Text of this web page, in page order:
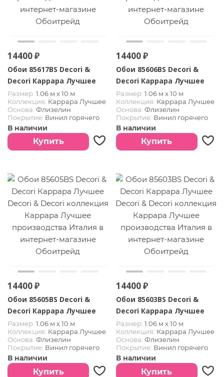
14400 ₽
Обои 85617BS Decori &
Decori Каррара Лучшее
Размер: 1.06 м х 10 м
Коллекция: Каррара Лучшее
Основа: Флизелин
Покрытие: Винил горячего
тиснения
Страна:Италия
В наличии
Купить
14400 ₽
Обои 85606BS Decori &
Decori Каррара Лучшее
Размер: 1.06 м х 10 м
Коллекция: Каррара Лучшее
Основа: Флизелин
Покрытие: Винил горячего
тиснения
Страна:Италия
В наличии
Купить
14400 ₽
Обои 85605BS Decori &
Decori Каррара Лучшее
Размер: 1.06 м х 10 м
Коллекция: Каррара Лучшее
Основа: Флизелин
Покрытие: Винил горячего
тиснения
Страна:Италия
В наличии
Купить
14400 ₽
Обои 85603BS Decori &
Decori Каррара Лучшее
Размер: 1.06 м х 10 м
Коллекция: Каррара Лучшее
Основа: Флизелин
Покрытие: Винил горячего
тиснения
Страна:Италия
В наличии
Купить